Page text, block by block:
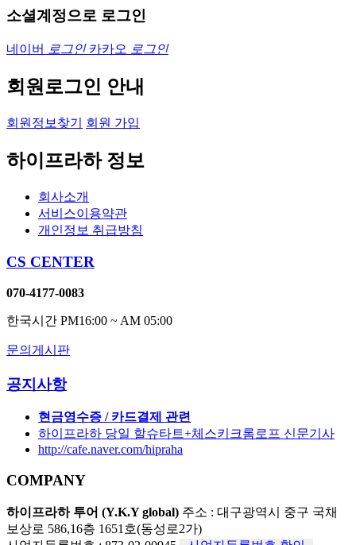
소셜계정으로 로그인
네이버 로그인 카카오 로그인
회원로그인 안내
회원정보찾기 회원 가입
하이프라하 정보
회사소개
서비스이용약관
개인정보 취급방침
CS CENTER
070-4177-0083
한국시간 PM16:00 ~ AM 05:00
문의게시판
공지사항
현금영수증 / 카드결제 관련
하이프라하 당일 할슈타트+체스키크롬로프 신문기사
http://cafe.naver.com/hipraha
COMPANY
하이프라하 투어 (Y.K.Y global) 주소 : 대구광역시 중구 국채
보상로 586,16층 1651호(동성로2가)